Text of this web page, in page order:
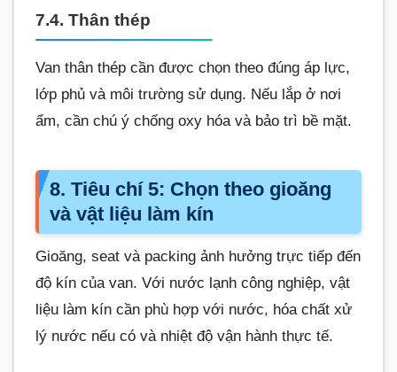
7.4. Thân thép
Van thân thép cần được chọn theo đúng áp lực,
lớp phủ và môi trường sử dụng. Nếu lắp ở nơi
ẩm, cần chú ý chống oxy hóa và bảo trì bề mặt.
8. Tiêu chí 5: Chọn theo gioăng
và vật liệu làm kín
Gioăng, seat và packing ảnh hưởng trực tiếp đến
độ kín của van. Với nước lạnh công nghiệp, vật
liệu làm kín cần phù hợp với nước, hóa chất xử
lý nước nếu có và nhiệt độ vận hành thực tế.